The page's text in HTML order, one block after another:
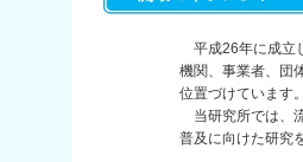
平成26年に成立
機関、事業者、団
位置づけています。
当研究所では、
普及に向けた研究